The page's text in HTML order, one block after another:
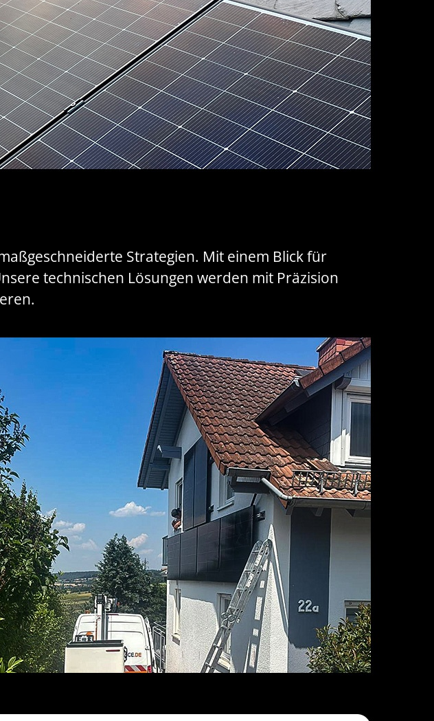
Strategien. Mit einem Blick für
technischen Lösungen werden mit Präzision